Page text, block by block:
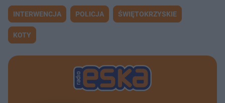
INTERWENCJA POLICJA ŚWIĘTOKRZYSKIE
KOTY